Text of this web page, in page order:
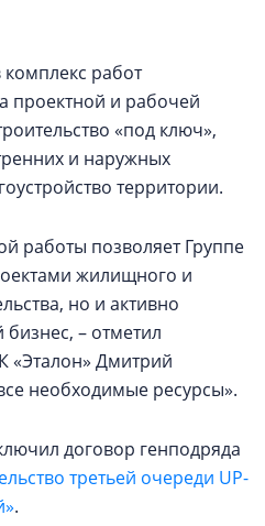
работ
проектной и рабочей
«под ключ»,
и наружных
территории.
работы позволяет Группе
жилищного и
но и активно
– отметил
«Эталон» Дмитрий
необходимые ресурсы».
договор генподряда
третьей очереди UP-
.